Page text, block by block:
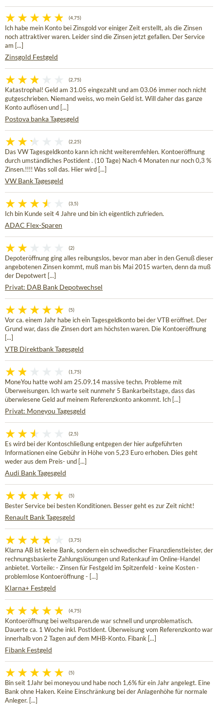
(4,75)
Ich habe mein Konto bei Zinsgold vor einiger Zeit erstellt, als die Zinsen
noch attraktiver waren. Leider sind die Zinsen jetzt gefallen. Der Service
am [...]
Zinsgold Festgeld
(2,75)
Katastrophal! Geld am 31.05 eingezahlt und am 03.06 immer noch nicht
gutgeschrieben. Niemand weiss, wo mein Geld ist. Will daher das ganze
Konto auflösen und [...]
Postova banka Tagesgeld
(2,25)
Das VW Tagesgeldkonto kann ich nicht weiteremfehlen. Kontoeröffnung
durch umständliches Postident . (10 Tage) Nach 4 Monaten nur noch 0,3 %
Zinsen.!!!! Was soll das. Hier wird [...]
VW Bank Tagesgeld
(3,5)
Ich bin Kunde seit 4 Jahre und bin ich eigentlich zufrieden.
ADAC Flex-Sparen
(2)
Depoteröffnung ging alles reibungslos, bevor man aber in den Genuß dieser
angebotenen Zinsen kommt, muß man bis Mai 2015 warten, denn da muß
der Depotwert [...]
Privat: DAB Bank Depotwechsel
(5)
Vor ca. einem Jahr habe ich ein Tagesgeldkonto bei der VTB eröffnet. Der
Grund war, dass die Zinsen dort am höchsten waren. Die Kontoeröffnung
[...]
VTB Direktbank Tagesgeld
(1,75)
MoneYou hatte wohl am 25.09.14 massive techn. Probleme mit
Überweisungen. Ich warte seit nunmehr 5 Bankarbeitstage, dass das
überwiesene Geld auf meinem Referenzkonto ankommt. Ich [...]
Privat: Moneyou Tagesgeld
(2,5)
Es wird bei der Kontoschließung entgegen der hier aufgeführten
Informationen eine Gebühr in Höhe von 5,23 Euro erhoben. Dies geht
weder aus dem Preis- und [...]
Audi Bank Tagesgeld
(5)
Bester Service bei besten Konditionen. Besser geht es zur Zeit nicht!
Renault Bank Tagesgeld
(3,75)
Klarna AB ist keine Bank, sondern ein schwedischer Finanzdienstleister, der
rechnungsbasierte Zahlungslösungen und Ratenkauf im Online-Handel
anbietet. Vorteile: - Zinsen für Festgeld im Spitzenfeld - keine Kosten -
problemlose Kontoeröffnung - [...]
Klarna+ Festgeld
(4,75)
Kontoeröffnung bei weltsparen.de war schnell und unproblematisch.
Dauerte ca. 1 Woche inkl. PostIdent. Überweisung vom Referenzkonto war
innerhalb von 2 Tagen auf dem MHB-Konto. Fibank [...]
Fibank Festgeld
(5)
Bin seit 1Jahr bei moneyou und habe noch 1,6% für ein Jahr angelegt. Eine
Bank ohne Haken. Keine Einschränkung bei der Anlagenhöhe für normale
Anleger. [...]